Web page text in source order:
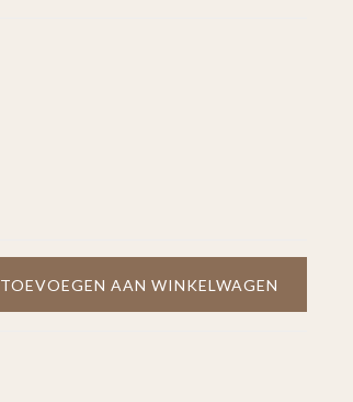
TOEVOEGEN AAN WINKELWAGEN